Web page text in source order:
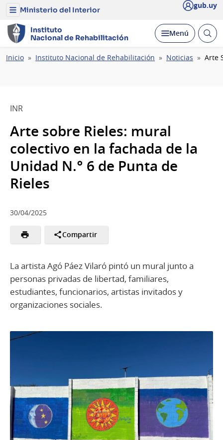
Menú
del
Ministerio
del
Interior
Ministerio del Interior gub.uy
Instituto
Nacionalde Rehabilitación
Desplegar
Menú Abrir
Ruta
Inicio Instituto Nacional de Rehabilitación Noticias Arte
INR
Arte sobre Rieles: mural
colectivo en la fachada de la
Unidad N.° 6 de Punta de
Rieles
30/04/2025
Compartir
La artista Agó Páez Vilaró pintó un mural junto a
personas privadas de libertad, familiares,
estudiantes, funcionarios, artistas invitados y
organizaciones sociales.